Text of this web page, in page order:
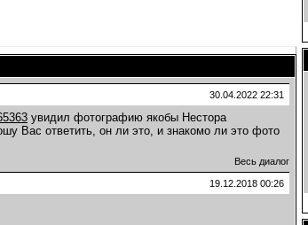
30.04.2022 22:31
увидил фотографию якобы Нестора
Вас ответить, он ли это, и знакомо ли это фото
Весь диалог
19.12.2018 00:26